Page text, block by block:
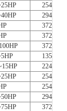
254
294
372
372
372
135
224
254
254
294
372